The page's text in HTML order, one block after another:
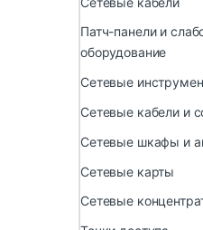
Патч-панели и
оборудование
Сетевые
Сетевые кабели и
Сетевые шкафы и
Сетевые карты
Сетевые